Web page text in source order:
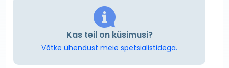
Kas teil on küsimusi?
Võtke ühendust meie spetsialistidega.